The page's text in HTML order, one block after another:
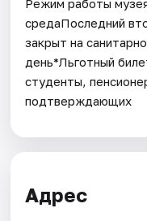
Режим работы
средаПоследний
закрыт на
день*Льготный
студенты,
подтверждающих
Адрес